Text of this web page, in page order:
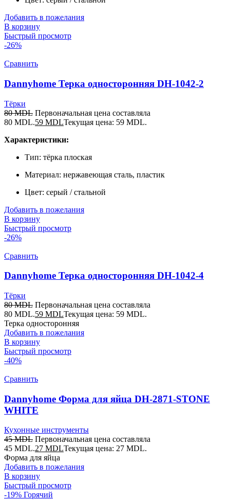
Добавить в пожелания
В корзину
Быстрый просмотр
-26%
Сравнить
Dannyhome Терка односторонняя DH-1042-2
Тёрки
80MDL Первоначальная цена составляла
80 MDL.59 MDLТекущая цена: 59 MDL.
Характеристики:
Тип: тёрка плоская
Материал: нержавеющая сталь, пластик
Цвет: серый / стальной
Добавить в пожелания
В корзину
Быстрый просмотр
-26%
Сравнить
Dannyhome Терка односторонняя DH-1042-4
Тёрки
80MDL Первоначальная цена составляла
80 MDL.59 MDLТекущая цена: 59 MDL.
Терка односторонняя
Добавить в пожелания
В корзину
Быстрый просмотр
-40%
Сравнить
Dannyhome Форма для яйца DH-2871-STONE
WHITE
Кухонные инструменты
45MDL Первоначальная цена составляла
45 MDL.27 MDLТекущая цена: 27 MDL.
Форма для яйца
Добавить в пожелания
В корзину
Быстрый просмотр
-19% Горячий